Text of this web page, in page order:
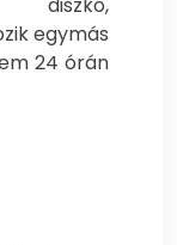
diszkó,
egymás
24 órán